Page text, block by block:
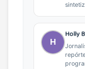
H
Holly